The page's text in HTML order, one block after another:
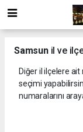
Samsunil ve
Diğer il ilçelere
seçimi
numaralarını